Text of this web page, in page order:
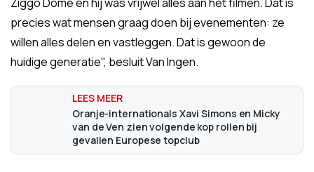
precies wat mensen graag doen bij evenementen: ze
willen alles delen en vastleggen. Dat is gewoon de
huidige generatie", besluit Van Ingen.
Oranje-internationals Xavi Simons en Micky
van de Ven zien volgende kop rollen bij
gevallen Europese topclub